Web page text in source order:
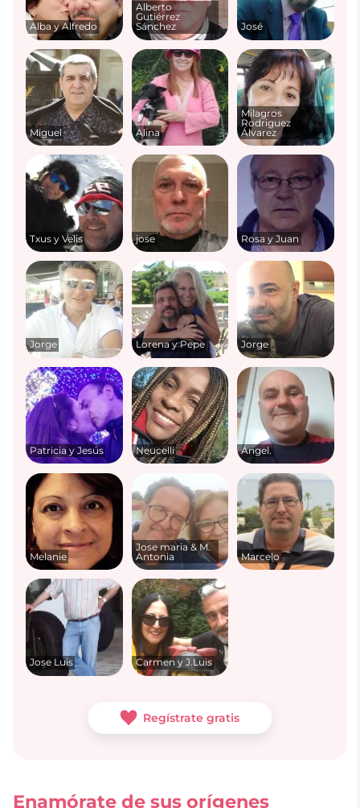
Alba y Alfredo
Alberto
Gutiérrez
Sánchez
José
Miguel Alina
Milagros
Rodriguez
Álvarez
Txus y Velis jose Rosa y Juan
Jorge Lorena y Pepe Jorge
Patricia y Jesús Neucelli Ángel.
Melanie
Jose maria & M.
Antonia
Marcelo
Jose Luis Carmen y J.Luis
Regístrate gratis
Enamórate de sus orígenes